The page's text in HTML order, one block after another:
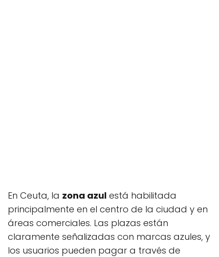
En Ceuta, la zona azul está habilitada
principalmente en el centro de la ciudad y en
áreas comerciales. Las plazas están
claramente señalizadas con marcas azules, y
los usuarios pueden pagar a través de